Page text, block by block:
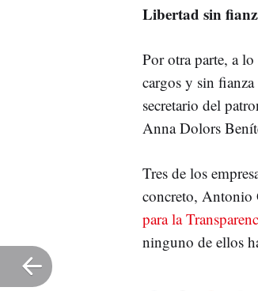
Libertad sin
Por otra parte, a
cargos y sin
secretario del
Anna Dolors
Tres de los
concreto, Antonio
para la
ninguno de ellos